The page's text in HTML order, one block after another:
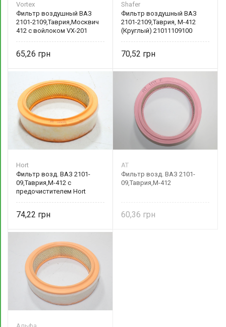
Vortex
Фильтр воздушный ВАЗ
2101-2109,Таврия,Москвич
412 с войлоком VX-201
65,26
Shafer
Фильтр воздушный ВАЗ
2101-2109,Таврия, М-412
(Круглый) 21011109100
70,52
Hort
Фильтр возд. ВАЗ 2101-
09,Таврия,М-412 с
предочистителем Hort
74,22
AT
Фильтр возд. ВАЗ 2101-
09,Таврия,М-412
60,36